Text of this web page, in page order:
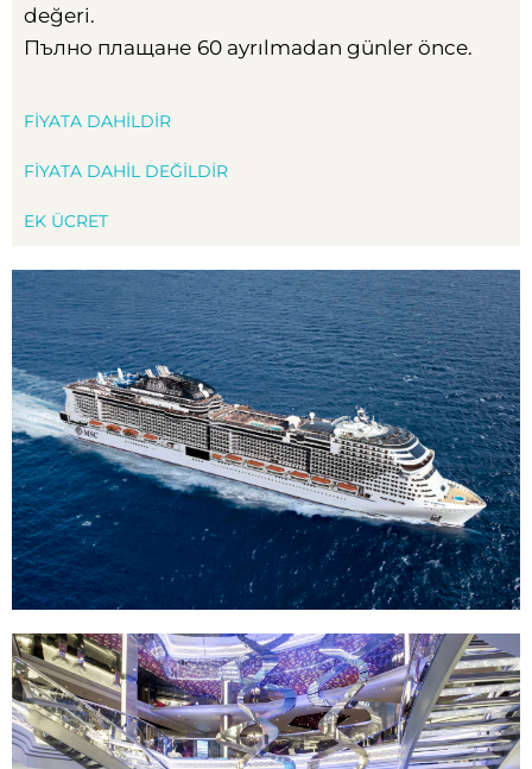
değeri.
Пълно плащане 60 ayrılmadan günler önce.
FIYATA DAHILDIR
FIYATA DAHIL DEĞILDIR
EK ÜCRET